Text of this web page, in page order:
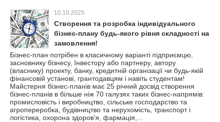
10.10.2025
Створення та розробка індивідуального
бізнес-плану будь-якого рівня складності на
замовлення!
Бізнес-план потрібен в класичному варіанті підприємцю,
засновнику бізнесу, Інвестору або партнеру, автору
(власнику) проекту, банку, кредитній організації чи будь-якій
фінансовій установі, грантодавцям і навіть студентам!
Майстерня бізнес-планів має 25 річний досвід створення
бізнес-планів в більше ніж 70 галузях таких бізнес-напрямів:
промисловість і виробництво, сільське господарство та
агропереробка, будівництво та нерухомість, транспорт і
логістика, охорона здоров’я, фармація,...